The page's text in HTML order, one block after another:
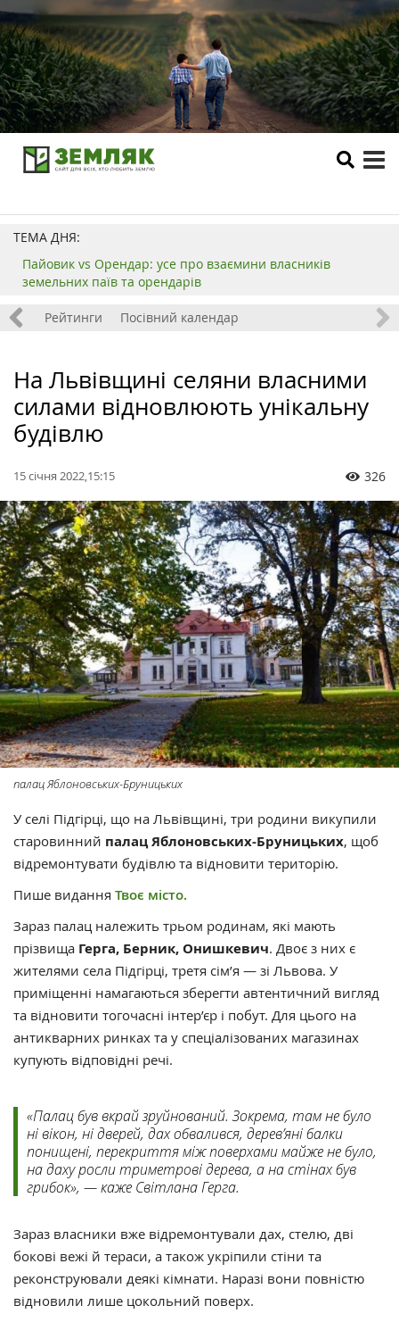
ТЕМА ДНЯ:
Пайовик vs Орендар: усе про взаємини власників
земельних паїв та орендарів
Рейтинги Посівний календар
На Львівщині селяни власними
силами відновлюють унікальну
будівлю
15 січня 2022,15:15 326
палац Яблоновських-Бруницьких
У селі Підгірці, що на Львівщині, три родини викупили
старовинний палац Яблоновських-Бруницьких, щоб
відремонтувати будівлю та відновити територію.
Пише видання Твоє місто.
Зараз палац належить трьом родинам, які мають
прізвища Герга, Берник, Онишкевич. Двоє з них є
жителями села Підгірці, третя сім’я — зі Львова. У
приміщенні намагаються зберегти автентичний вигляд
та відновити тогочасні інтер’єр і побут. Для цього на
антикварних ринках та у спеціалізованих магазинах
купують відповідні речі.
«Палац був вкрай зруйнований. Зокрема, там не було
ні вікон, ні дверей, дах обвалився, дерев’яні балки
понищені, перекриття між поверхами майже не було,
на даху росли триметрові дерева, а на стінах був
грибок», — каже Світлана Герга.
Зараз власники вже відремонтували дах, стелю, дві
бокові вежі й тераси, а також укріпили стіни та
реконструювали деякі кімнати. Наразі вони повністю
відновили лише цокольний поверх.